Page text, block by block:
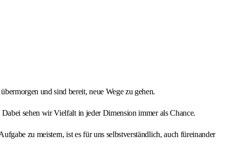
und sind bereit, neue Wege zu gehen.
sehen wir Vielfalt in jeder Dimension immer als Chance.
zu meistern, ist es für uns selbstverständlich, auch füreinander